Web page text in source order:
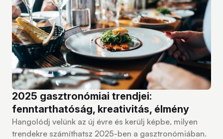
2025 gasztronómiai trendjei:
fenntarthatóság, kreativitás, élmény
Hangolódj velünk az új évre és kerülj képbe, milyen
trendekre számíthatsz 2025-ben a gasztronómiában.